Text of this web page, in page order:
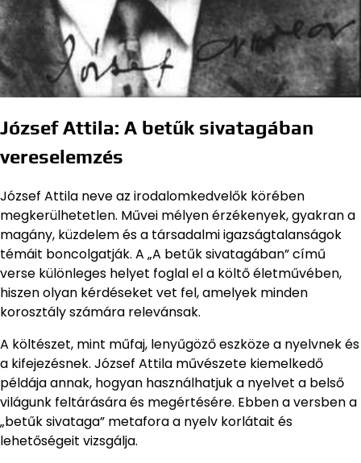
József Attila: A betűk sivatagában
vereselemzés
József Attila neve az irodalomkedvelők körében
megkerülhetetlen. Művei mélyen érzékenyek, gyakran a
magány, küzdelem és a társadalmi igazságtalanságok
témáit boncolgatják. A „A betűk sivatagában” című
verse különleges helyet foglal el a költő életművében,
hiszen olyan kérdéseket vet fel, amelyek minden
korosztály számára relevánsak.
A költészet, mint műfaj, lenyűgöző eszköze a nyelvnek és
a kifejezésnek. József Attila művészete kiemelkedő
példája annak, hogyan használhatjuk a nyelvet a belső
világunk feltárására és megértésére. Ebben a versben a
„betűk sivataga” metafora a nyelv korlátait és
lehetőségeit vizsgálja.